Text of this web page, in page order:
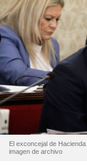
El exconcejal de
imagen de archivo